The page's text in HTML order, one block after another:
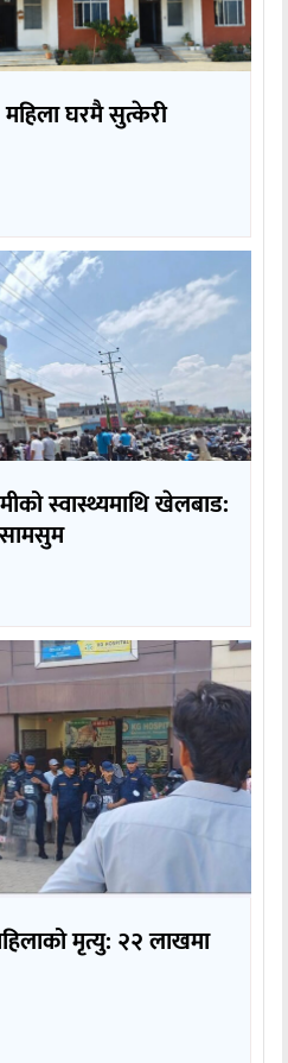
महिला घरमै सुत्केरी
स्वास्थ्यमाथि खेलबाड:
मृत्यु: २२ लाखमा